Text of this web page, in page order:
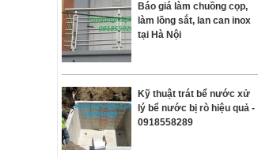
Báo giá làm chuồng cọp,
làm lồng sắt, lan can inox
tại Hà Nội
Kỹ thuật trát bể nước xử
lý bể nước bị rò hiệu quả -
0918558289